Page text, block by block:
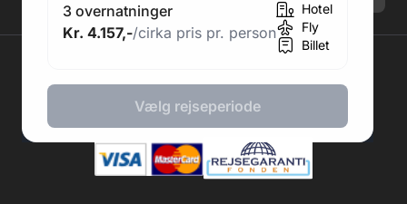
3 overnatninger
Kr. 4.157,-/cirka pris pr. person
Hotel
Fly
Billet
Vælg rejseperiode